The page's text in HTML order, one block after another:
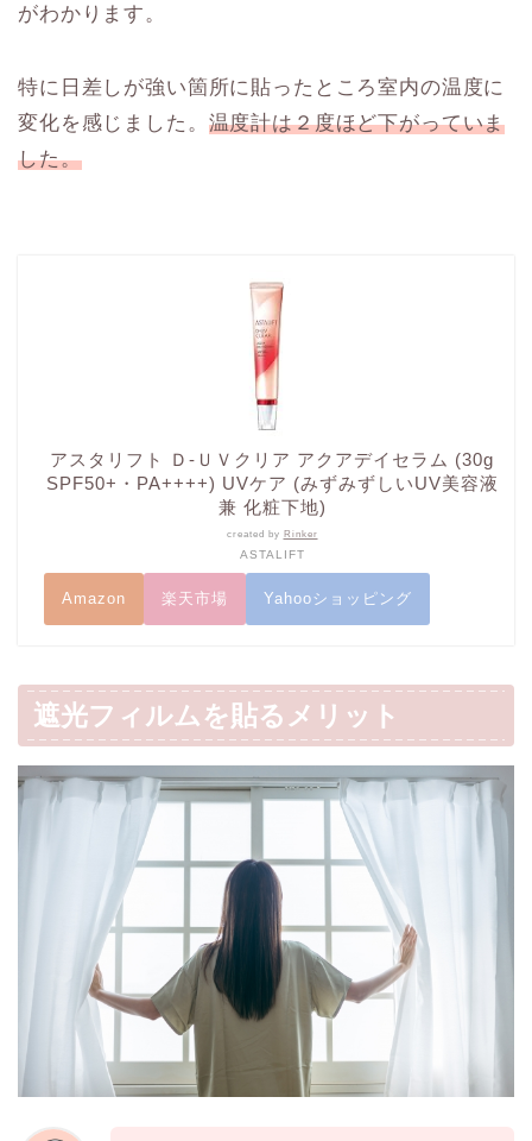
がわかります。
特に日差しが強い箇所に貼ったところ室内の温度に
変化を感じました。 温度計は２度ほど下がっていま
した。
アスタリフト Ｄ-ＵＶクリア アクアデイセラム (30g
SPF50+・PA++++) UVケア (みずみずしいUV美容液
兼 化粧下地)
created by Rinker
ASTALIFT
Amazon 楽天市場 Yahooショッピング
遮光フィルムを貼るメリット